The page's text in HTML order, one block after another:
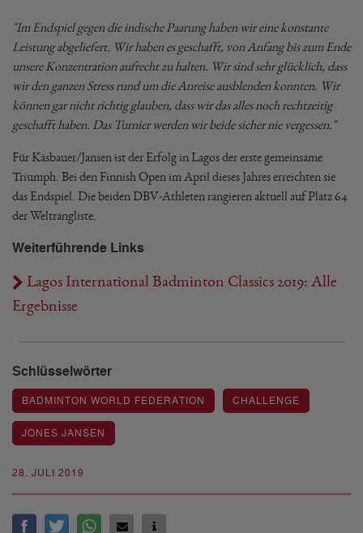
28. JULI 2019
"Im Endspiel gegen die indische Paarung haben wir eine konstante
Leistung abgeliefert. Wir haben es geschafft, von Anfang bis zum Ende
unsere Konzentration aufrecht zu halten. Wir sind sehr glücklich, dass
wir den ganzen Stress rund um die Anreise ausblenden konnten. Wir
können gar nicht richtig glauben, dass wir das alles noch rechtzeitig
geschafft haben. Das Turnier werden wir beide sicher nie vergessen."
Für Käsbauer/Jansen ist der Erfolg in Lagos der erste gemeinsame
Triumph. Bei den Finnish Open im April dieses Jahres erreichten sie
das Endspiel. Die beiden DBV-Athleten rangieren aktuell auf Platz 64
der Weltrangliste.
Weiterführende Links
Lagos International Badminton Classics 2019: Alle
Ergebnisse
Schlüsselwörter
BADMINTON WORLD FEDERATION CHALLENGE
JONES JANSEN